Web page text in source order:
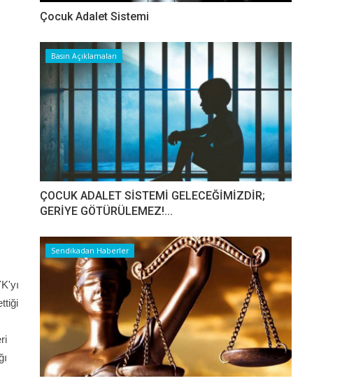
Çocuk Adalet Sistemi
Basın Açıklamaları
ÇOCUK ADALET SİSTEMİ GELECEĞİMİZDİR;
GERİYE GÖTÜRÜLEMEZ!...
Sendikadan Haberler